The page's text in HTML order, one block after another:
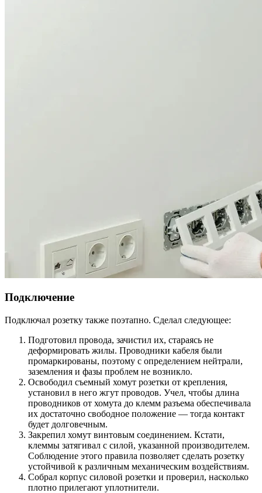
Подключение
Подключал розетку также поэтапно. Сделал следующее:
Подготовил провода, зачистил их, стараясь не
деформировать жилы. Проводники кабеля были
промаркированы, поэтому с определением нейтрали,
заземления и фазы проблем не возникло.
Освободил съемный хомут розетки от крепления,
установил в него жгут проводов. Учел, чтобы длина
проводников от хомута до клемм разъема обеспечивала
их достаточно свободное положение ― тогда контакт
будет долговечным.
Закрепил хомут винтовым соединением. Кстати,
клеммы затягивал с силой, указанной производителем.
Соблюдение этого правила позволяет сделать розетку
устойчивой к различным механическим воздействиям.
Собрал корпус силовой розетки и проверил, насколько
плотно прилегают уплотнители.